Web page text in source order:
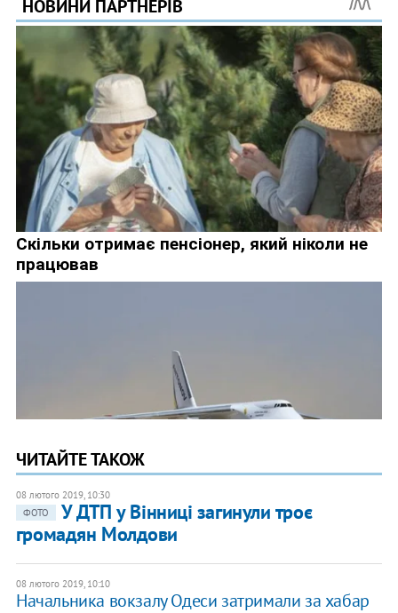
ЧИТАЙТЕ ТАКОЖ
08 лютого 2019, 10:30
ФОТО
У ДТП у Вінниці загинули троє
громадян Молдови
08 лютого 2019, 10:10
Начальника вокзалу Одеси затримали за хабар